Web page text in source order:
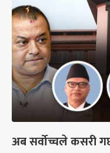
अब सर्वोच्चले कसरी